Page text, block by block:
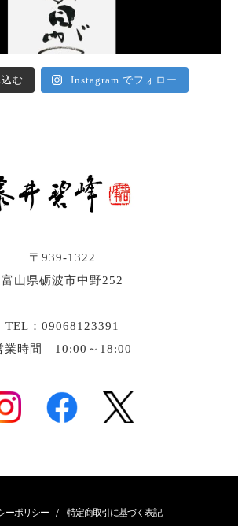
〒939-1322
富山県砺波市中野252
TEL：09068123391
業時間 10:00～18:00
む Instagram でフォロー
ーポリシー / 特定商取引に基づく表記